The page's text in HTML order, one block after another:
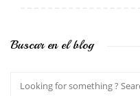
Buscar en el blog